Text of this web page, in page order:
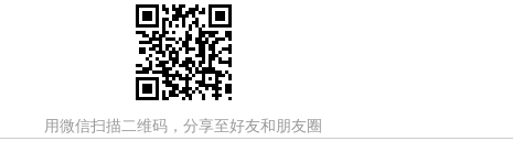
用微信扫描二维码，分享至好友和朋友圈